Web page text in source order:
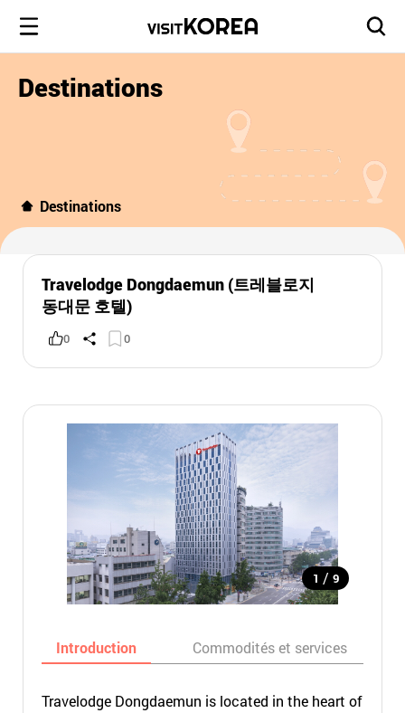
Destinations
Destinations
Travelodge Dongdaemun (트레블로지
동대문 호텔)
0 0
1 / 9
Introduction Commodités et services
Travelodge Dongdaemun is located in the heart of